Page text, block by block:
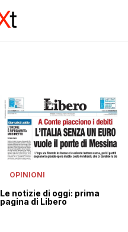
OPINIONI
Le notizie di oggi: prima
pagina di Libero